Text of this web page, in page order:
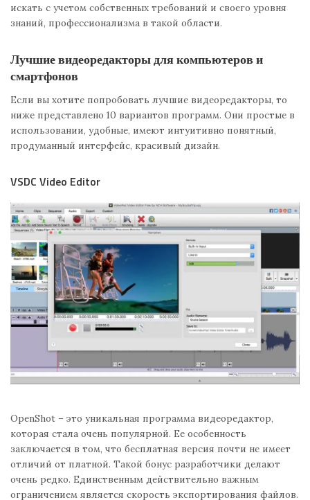
искать с учетом собственных требований и своего уровня
знаний, профессионализма в такой области.
Лучшие видеоредакторы для компьютеров и
смартфонов
Если вы хотите попробовать лучшие видеоредакторы, то
ниже представлено 10 вариантов программ. Они простые в
использовании, удобные, имеют интуитивно понятный,
продуманный интерфейс, красивый дизайн.
VSDC Video Editor
OpenShot – это уникальная программа видеоредактор,
которая стала очень популярной. Ее особенность
заключается в том, что бесплатная версия почти не имеет
отличий от платной. Такой бонус разработчики делают
очень редко. Единственным действительно важным
ограничением является скорость экспортирования файлов.